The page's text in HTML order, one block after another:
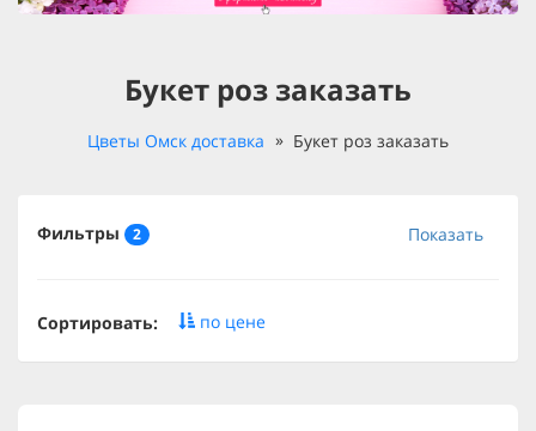
Букет роз заказать
Цветы Омск доставка Букет роз заказать
Фильтры 2 Показать
Сортировать: по цене